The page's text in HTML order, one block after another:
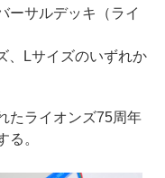
ーサルデッキ（ライ
、Lサイズのいずれか
たライオンズ75周年
る。